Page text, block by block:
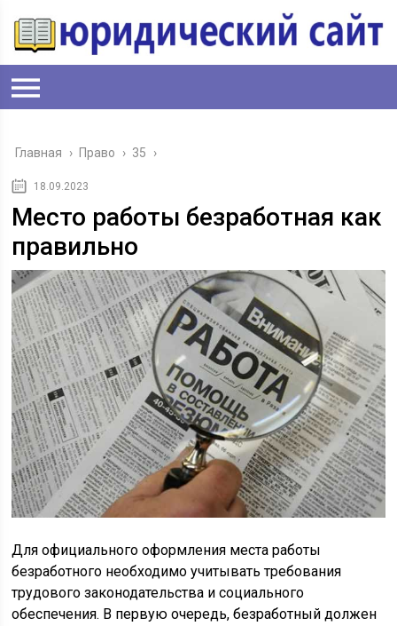
Главная › Право › 35 ›
18.09.2023
Место работы безработная как
правильно
Для официального оформления места работы
безработного необходимо учитывать требования
трудового законодательства и социального
обеспечения. В первую очередь, безработный должен